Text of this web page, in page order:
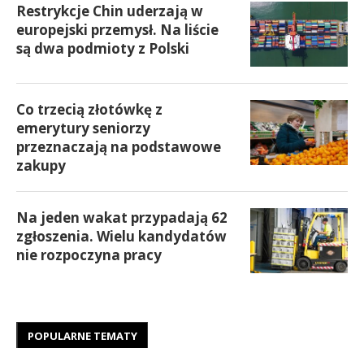
Restrykcje Chin uderzają w
europejski przemysł. Na liście
są dwa podmioty z Polski
Co trzecią złotówkę z
emerytury seniorzy
przeznaczają na podstawowe
zakupy
Na jeden wakat przypadają 62
zgłoszenia. Wielu kandydatów
nie rozpoczyna pracy
POPULARNE TEMATY